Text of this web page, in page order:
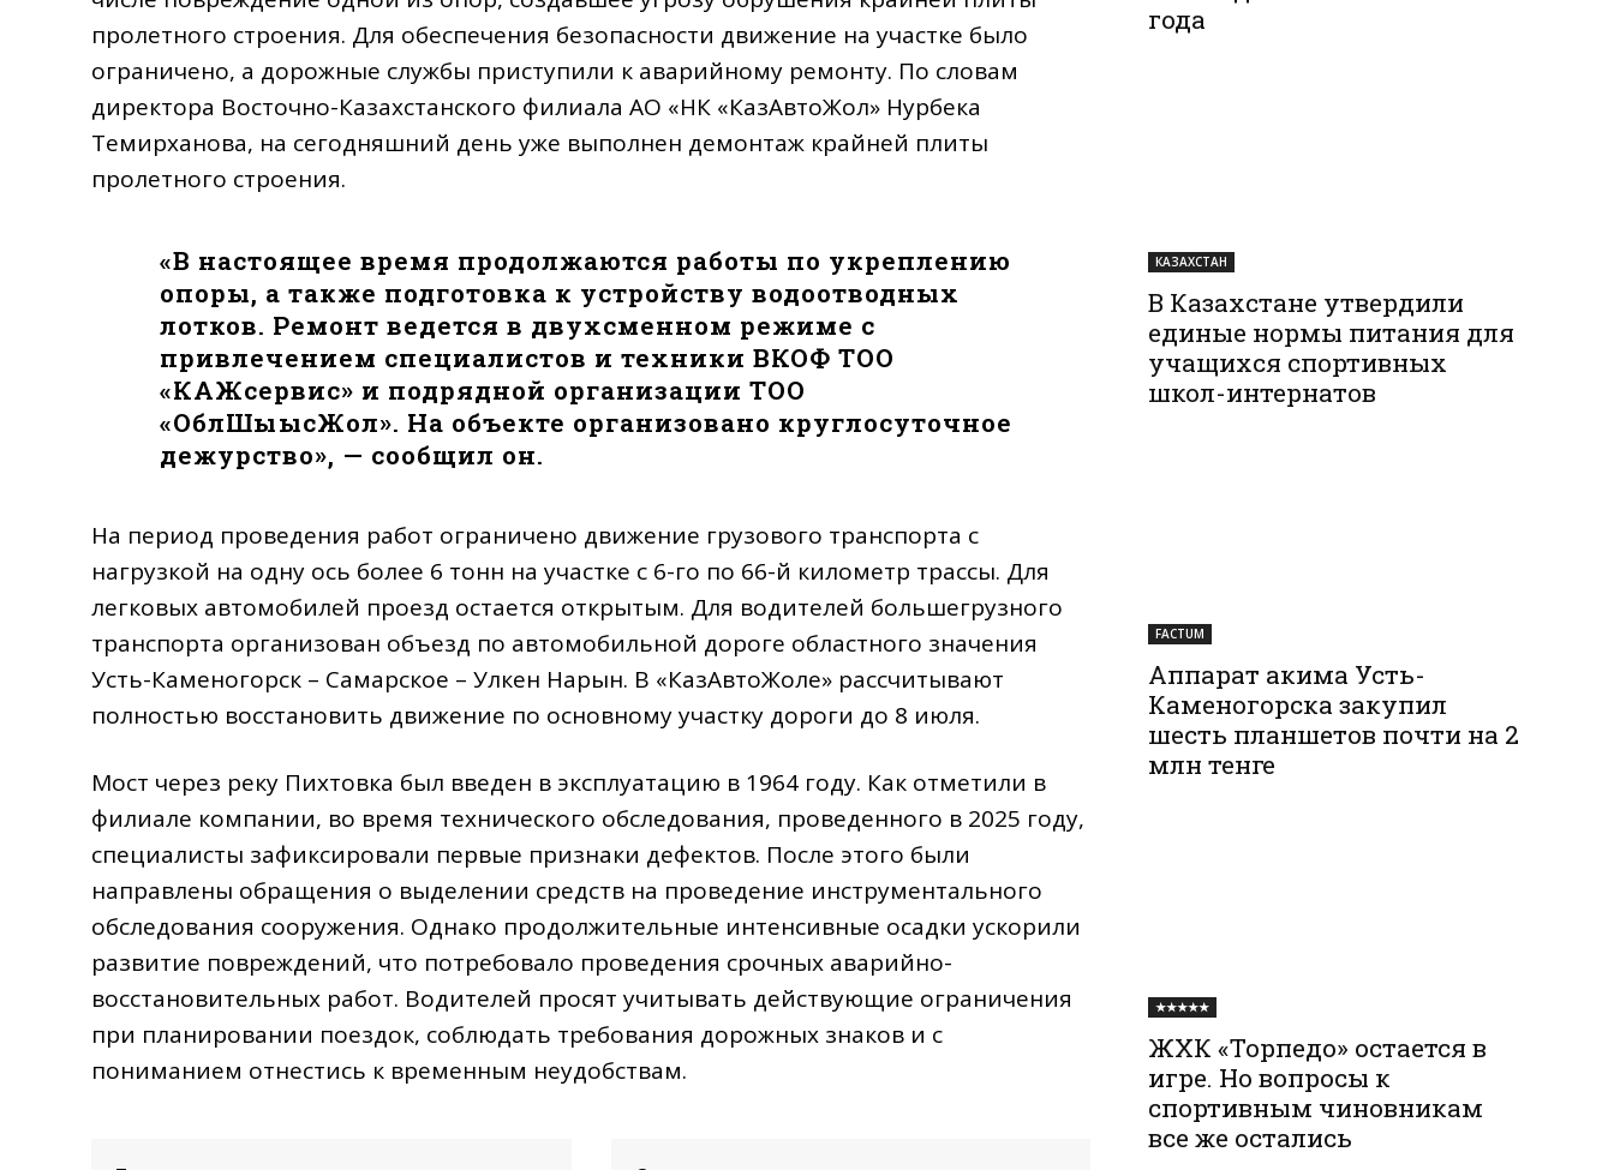
пролетного строения. Для обеспечения безопасности движение на участке было
ограничено, а дорожные службы приступили к аварийному ремонту. По словам
директора Восточно-Казахстанского филиала АО «НК «КазАвтоЖол» Нурбека
Темирханова, на сегодняшний день уже выполнен демонтаж крайней плиты
пролетного строения.
«В настоящее время продолжаются работы по укреплению
опоры, а также подготовка к устройству водоотводных
лотков. Ремонт ведется в двухсменном режиме с
привлечением специалистов и техники ВКОФ ТОО
«КАЖсервис» и подрядной организации ТОО
«ОблШығысЖол». На объекте организовано круглосуточное
дежурство», — сообщил он.
На период проведения работ ограничено движение грузового транспорта с
нагрузкой на одну ось более 6 тонн на участке с 6-го по 66-й километр трассы. Для
легковых автомобилей проезд остается открытым. Для водителей большегрузного
транспорта организован объезд по автомобильной дороге областного значения
Усть-Каменогорск – Самарское – Улкен Нарын. В «КазАвтоЖоле» рассчитывают
полностью восстановить движение по основному участку дороги до 8 июля.
Мост через реку Пихтовка был введен в эксплуатацию в 1964 году. Как отметили в
филиале компании, во время технического обследования, проведенного в 2025 году,
специалисты зафиксировали первые признаки дефектов. После этого были
направлены обращения о выделении средств на проведение инструментального
обследования сооружения. Однако продолжительные интенсивные осадки ускорили
развитие повреждений, что потребовало проведения срочных аварийно-
восстановительных работ. Водителей просят учитывать действующие ограничения
при планировании поездок, соблюдать требования дорожных знаков и с
пониманием отнестись к временным неудобствам.
года
КАЗАХСТАН
В Казахстане утвердили
единые нормы питания для
учащихся спортивных
школ-интернатов
FACTUM
Аппарат акима Усть-
Каменогорска закупил
шесть планшетов почти на 2
млн тенге
★★★★★
ЖХК «Торпедо» остается в
игре. Но вопросы к
спортивным чиновникам
все же остались